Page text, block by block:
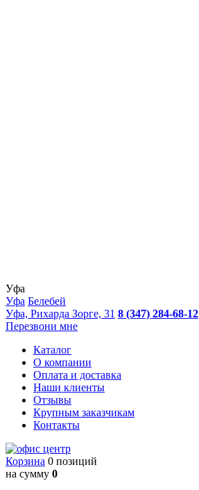
Уфа
Уфа Белебей
Уфа, Рихарда Зорге, 31 8 (347) 284-68-12
Перезвони мне
Каталог
О компании
Оплата и доставка
Наши клиенты
Отзывы
Крупным заказчикам
Контакты
Корзина 0 позиций
на сумму 0